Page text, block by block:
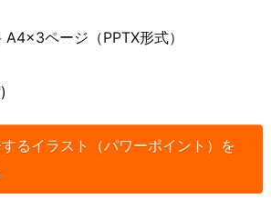
ページ（PPTX形式）
るイラスト（パワーポイント）を